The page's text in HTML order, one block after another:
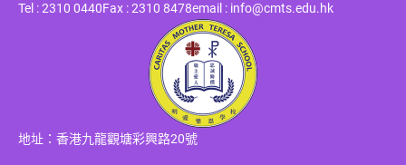
Tel : 2310 0440Fax : 2310 8478email : info@cmts.edu.hk
地址：香港九龍觀塘彩興路20號